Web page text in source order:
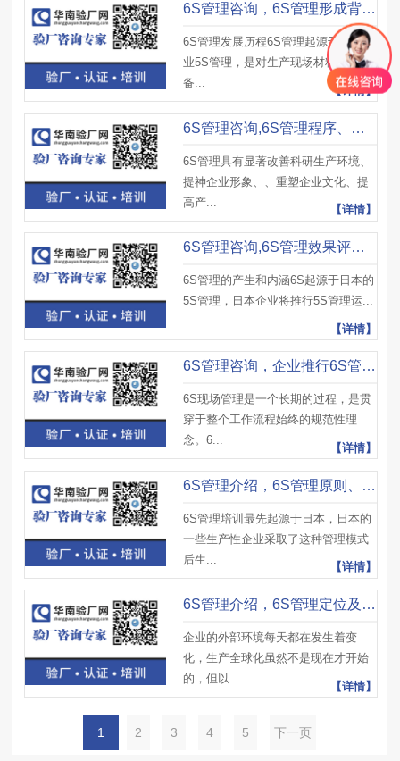
6S管理咨询，6S管理形成背景及发展历程
6S管理发展历程6S管理起源于日本企
业5S管理，是对生产现场材料、设
备...
【详情】
6S管理咨询,6S管理程序、定置管理要求及6S管理实施步骤
6S管理具有显著改善科研生产环境、
提神企业形象、、重塑企业文化、提
高产...
【详情】
6S管理咨询,6S管理效果评比审核标准及6S现场管理对企业的意义
6S管理的产生和内涵6S起源于日本的
5S管理，日本企业将推行5S管理运...
【详情】
6S管理咨询，企业推行6S管理有效措施建议及注意事项
6S现场管理是一个长期的过程，是贯
穿于整个工作流程始终的规范性理
念。6...
【详情】
6S管理介绍，6S管理原则、6S管理实施原则及相关要求
6S管理培训最先起源于日本，日本的
一些生产性企业采取了这种管理模式
后生...
【详情】
6S管理介绍，6S管理定位及6S管理管理对象
企业的外部环境每天都在发生着变
化，生产全球化虽然不是现在才开始
的，但以...
【详情】
1 2 3 4 5 下一页